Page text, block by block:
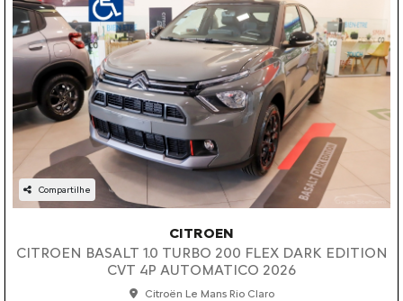
Compartilhe
CITROEN
CITROEN BASALT 1.0 TURBO 200 FLEX DARK EDITION
CVT 4P AUTOMATICO 2026
Citroën Le Mans Rio Claro